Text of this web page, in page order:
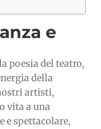
e
poesia del teatro,
della
artisti,
vita a una
e spettacolare,